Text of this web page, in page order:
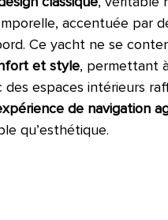
accentuée par
Ce yacht ne se
et style, permettant
espaces intérieurs
de navigation
qu’esthétique.